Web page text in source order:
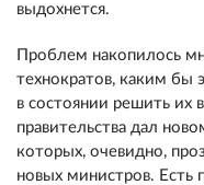
выдохнется.
Проблем накопилось
технократов, каким бы
в состоянии решить их
правительства дал
которых, очевидно,
новых министров. Есть